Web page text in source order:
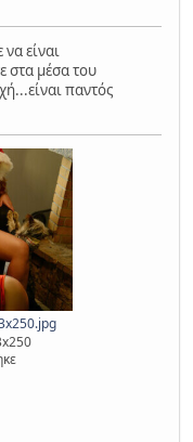
είναι
στα μέσα του
παντός